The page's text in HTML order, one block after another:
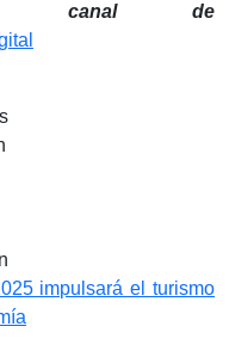
canal de
impulsará el turismo